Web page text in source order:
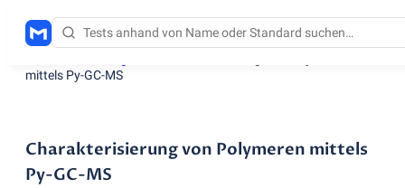
mittels Py-GC-MS
Charakterisierung von Polymeren mittels
Py-GC-MS